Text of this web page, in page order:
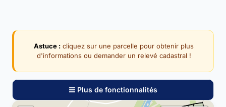
Astuce : cliquez sur une parcelle pour obtenir plus
d'informations ou demander un relevé cadastral !
Plus de fonctionnalités